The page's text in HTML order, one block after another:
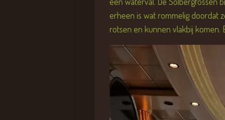
erheen is wat rommelig doordat
rotsen en kunnen vlakbij